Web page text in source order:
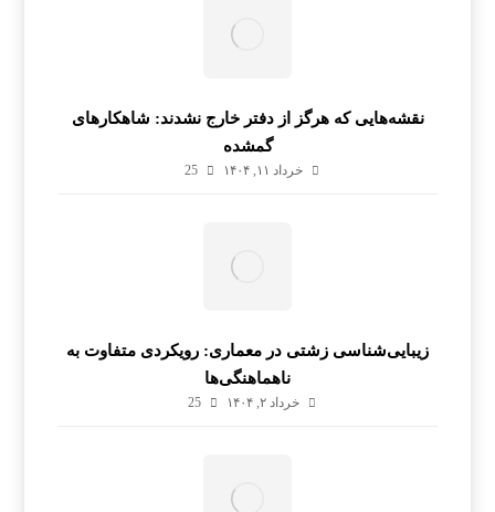
نقشه‌هایی که هرگز از دفتر خارج نشدند: شاهکارهای
گمشده
خرداد ۱۱, ۱۴۰۴ 25
زیبایی‌شناسی زشتی در معماری: رویکردی متفاوت به
ناهماهنگی‌ها
خرداد ۲, ۱۴۰۴ 25